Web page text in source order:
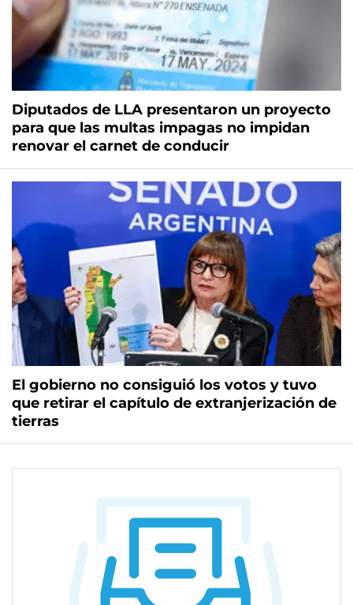
Diputados de LLA presentaron un proyecto
para que las multas impagas no impidan
renovar el carnet de conducir
El gobierno no consiguió los votos y tuvo
que retirar el capítulo de extranjerización de
tierras